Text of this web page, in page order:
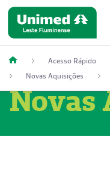
Acesso Rápido
Novas Aquisições
Novas